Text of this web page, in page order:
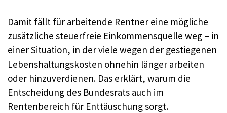
Damit fällt für arbeitende Rentner eine mögliche
zusätzliche steuerfreie Einkommensquelle weg – in
einer Situation, in der viele wegen der gestiegenen
Lebenshaltungskosten ohnehin länger arbeiten
oder hinzuverdienen. Das erklärt, warum die
Entscheidung des Bundesrats auch im
Rentenbereich für Enttäuschung sorgt.